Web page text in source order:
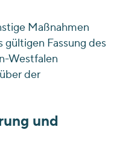
Maßnahmen
gültigen Fassung des
Westfalen
der
und